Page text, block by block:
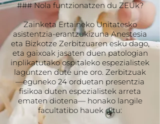
### Nola funtzionatzen du ZEUk?
Zainketa Ertaineko Unitatesko
asistentzia-erantzukizuna Anestesia
eta Bizkotze Zerbitzuaren esku dago,
eta gaixoak jasaten duen patologian
inplikatutako ospitaleko espezialistek
laguntzen dute une oro. Zerbitzuak
—eguneko 24 orduetan presentzia
fisikoa duten espezialistek arreta
ematen diotena— honako langile
facultatibo hauek ditu: